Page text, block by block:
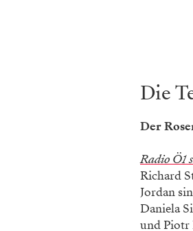
Die
Der
Radio Ö1
Richard
Jordan
Daniela
und Piotr